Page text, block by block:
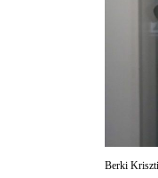
Berki